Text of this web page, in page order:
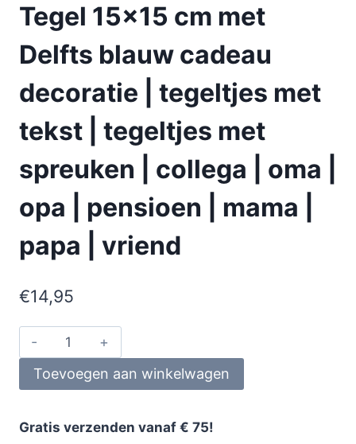
Tegel 15×15 cm met
Delfts blauw cadeau
decoratie | tegeltjes met
tekst | tegeltjes met
spreuken | collega | oma |
opa | pensioen | mama |
papa | vriend
€14,95
Toevoegen aan winkelwagen
Gratis verzenden vanaf € 75!